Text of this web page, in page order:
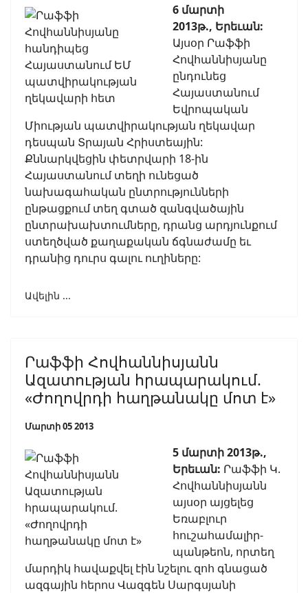
6 մարտի
2013թ., Երեւան:
Այսօր Րաֆֆի
Հովհաննիսյանը
ընդունեց
Հայաստանում
Եվրոպական
Միության պատվիրակության ղեկավար
դեսպան Տրայան Հրիստեային:
Քննարկվեցին փետրվարի 18-ին
Հայաստանում տեղի ունեցած
նախագահական ընտրությունների
ընթացքում տեղ գտած զանգվածային
ընտրախախտումները, դրանց արդյունքում
ստեղծված քաղաքական ճգնաժամը եւ
դրանից դուրս գալու ուղիները:
Ավելին ...
Րաֆֆի Հովհաննիսյանն
Ազատության հրապարակում.
«Ժողովրդի հաղթանակը մոտ է»
Մարտի 05 2013
5 մարտի 2013թ.,
Երեւան: Րաֆֆի Կ.
Հովհաննիսյանն
այսօր այցելեց
Եռաբլուր
հուշահամալիր-
պանթեոն, որտեղ
մարդիկ հավաքվել էին նշելու զոհ գնացած
ազգային հերոս Վազգեն Սարգսյանի